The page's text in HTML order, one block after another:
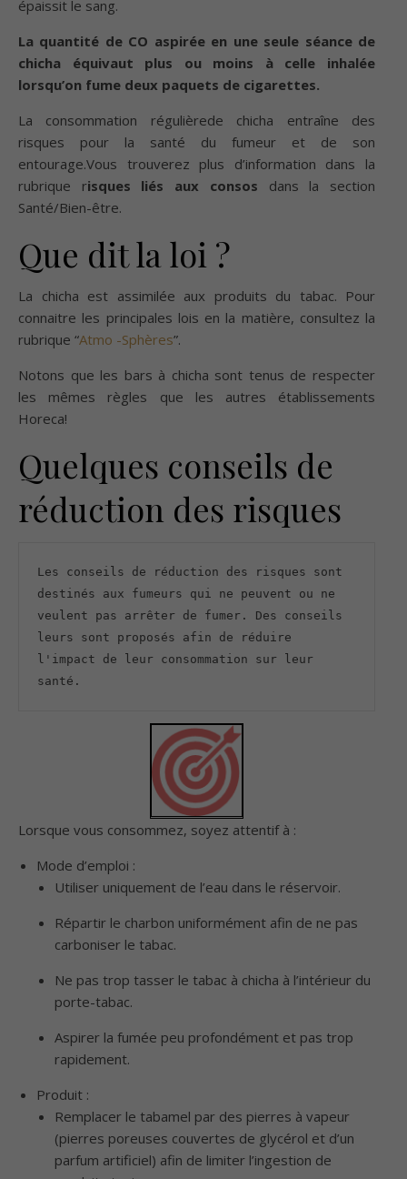
épaissit le sang.
La quantité de CO aspirée en une seule séance de
chicha équivaut plus ou moins à celle inhalée
lorsqu’on fume deux paquets de cigarettes.
La consommation régulièrede chicha entraîne des
risques pour la santé du fumeur et de son
entourage.Vous trouverez plus d’information dans la
rubrique risques liés aux consos dans la section
Santé/Bien-être.
Que dit la loi ?
La chicha est assimilée aux produits du tabac. Pour
connaitre les principales lois en la matière, consultez la
rubrique “Atmo -Sphères”.
Notons que les bars à chicha sont tenus de respecter
les mêmes règles que les autres établissements
Horeca!
Quelques conseils de
réduction des risques
Les conseils de réduction des risques sont
destinés aux fumeurs qui ne peuvent ou ne
veulent pas arrêter de fumer. Des conseils
leurs sont proposés afin de réduire
l'impact de leur consommation sur leur
santé.
Lorsque vous consommez, soyez attentif à :
Mode d’emploi :
Utiliser uniquement de l’eau dans le réservoir.
Répartir le charbon uniformément afin de ne pas
carboniser le tabac.
Ne pas trop tasser le tabac à chicha à l’intérieur du
porte-tabac.
Aspirer la fumée peu profondément et pas trop
rapidement.
Produit :
Remplacer le tabamel par des pierres à vapeur
(pierres poreuses couvertes de glycérol et d’un
parfum artificiel) afin de limiter l’ingestion de